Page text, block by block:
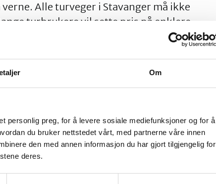
Om
personlig preg, for å levere sosiale mediefunksjoner og for å
du bruker nettstedet vårt, med partnerne våre innen
den med annen informasjon du har gjort tilgjengelig for
deres.
Alle turveger i Stavanger må ikke
turbrukere vil sette pris på enklere
større glede og utbytte av en sti som
det skal velges trase for nye turveger
Mosvatnet. Mosvatnet, ville om den ikke
Fylkesmannen har tidligere (i 1989)
naturverdiene ved bruk av plan- og